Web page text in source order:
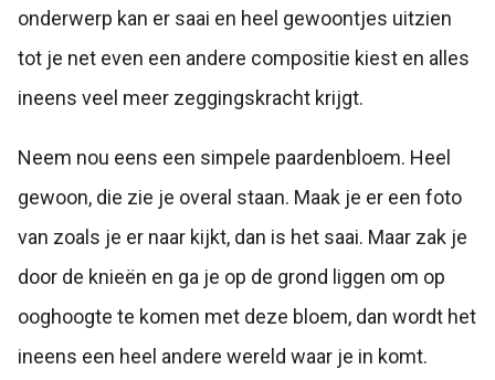
onderwerp kan er saai en heel gewoontjes uitzien
tot je net even een andere compositie kiest en alles
ineens veel meer zeggingskracht krijgt.
Neem nou eens een simpele paardenbloem. Heel
gewoon, die zie je overal staan. Maak je er een foto
van zoals je er naar kijkt, dan is het saai. Maar zak je
door de knieën en ga je op de grond liggen om op
ooghoogte te komen met deze bloem, dan wordt het
ineens een heel andere wereld waar je in komt.